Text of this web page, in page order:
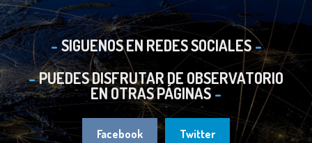
SIGUENOS EN REDES SOCIALES
PUEDES DISFRUTAR DE OBSERVATORIO
EN OTRAS PÁGINAS
Facebook Twitter